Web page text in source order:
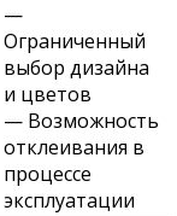
—
Ограниченный
выбор дизайна
и цветов
— Возможность
отклеивания в
процессе
эксплуатации